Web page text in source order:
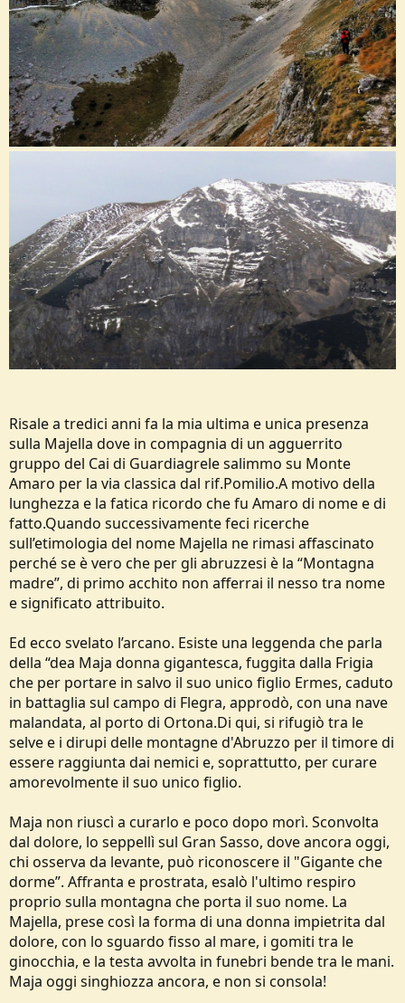
Risale a tredici anni fa la mia ultima e unica presenza
sulla Majella dove in compagnia di un agguerrito
gruppo del Cai di Guardiagrele salimmo su Monte
Amaro per la via classica dal rif.Pomilio.A motivo della
lunghezza e la fatica ricordo che fu Amaro di nome e di
fatto.Quando successivamente feci ricerche
sull’etimologia del nome Majella ne rimasi affascinato
perché se è vero che per gli abruzzesi è la “Montagna
madre”, di primo acchito non afferrai il nesso tra nome
e significato attribuito.
Ed ecco svelato l’arcano. Esiste una leggenda che parla
della “dea Maja donna gigantesca, fuggita dalla Frigia
che per portare in salvo il suo unico figlio Ermes, caduto
in battaglia sul campo di Flegra, approdò, con una nave
malandata, al porto di Ortona.Di qui, si rifugiò tra le
selve e i dirupi delle montagne d'Abruzzo per il timore di
essere raggiunta dai nemici e, soprattutto, per curare
amorevolmente il suo unico figlio.
Maja non riuscì a curarlo e poco dopo morì. Sconvolta
dal dolore, lo seppellì sul Gran Sasso, dove ancora oggi,
chi osserva da levante, può riconoscere il "Gigante che
dorme”. Affranta e prostrata, esalò l'ultimo respiro
proprio sulla montagna che porta il suo nome. La
Majella, prese così la forma di una donna impietrita dal
dolore, con lo sguardo fisso al mare, i gomiti tra le
ginocchia, e la testa avvolta in funebri bende tra le mani.
Maja oggi singhiozza ancora, e non si consola!